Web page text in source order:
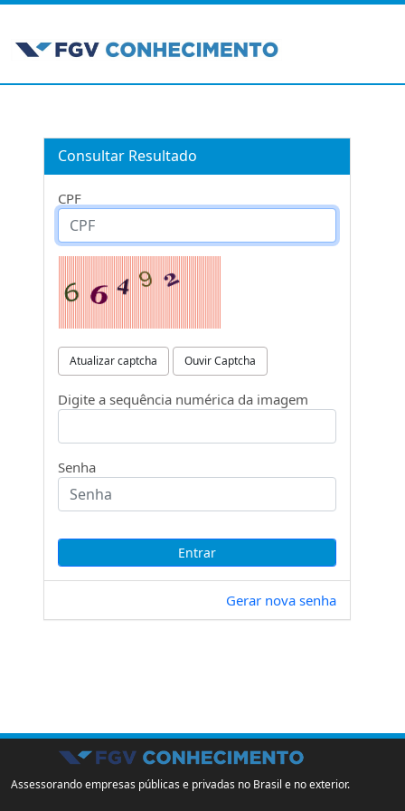
Consultar Resultado
CPF
Atualizar captcha Ouvir Captcha
Digite a sequência numérica da imagem
Senha
Gerar nova senha
Assessorando empresas públicas e privadas no Brasil e no exterior.